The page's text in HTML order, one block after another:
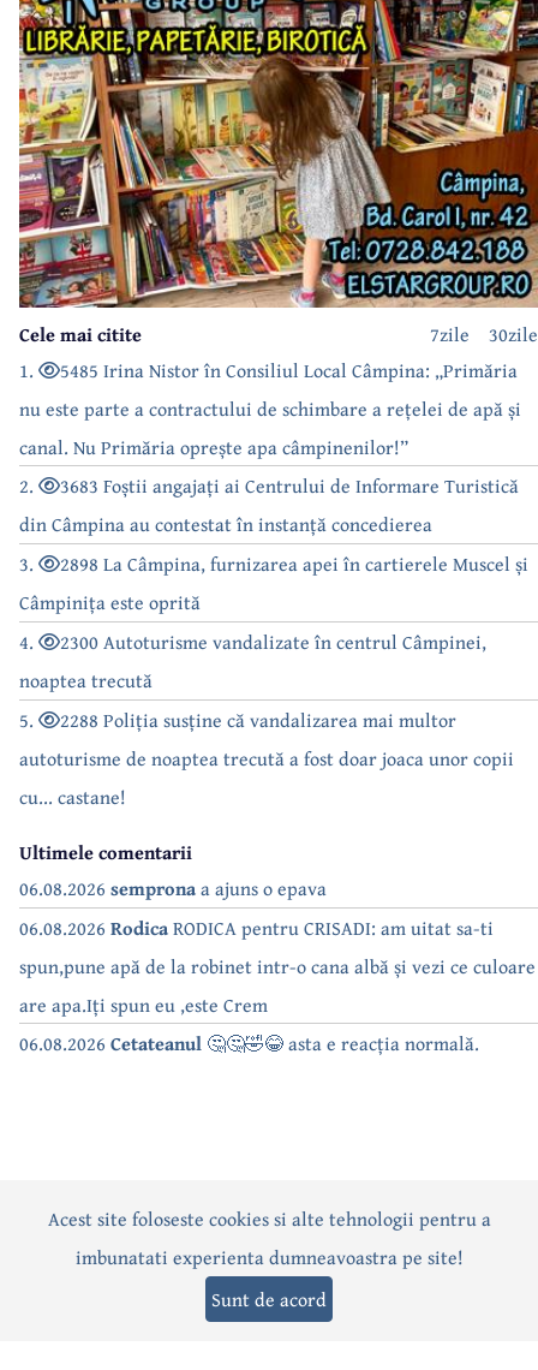
30zile
7zile
Cele mai citite
1.
5485 Irina Nistor în Consiliul Local Câmpina: „Primăria
nu este parte a contractului de schimbare a rețelei de apă și
canal. Nu Primăria oprește apa câmpinenilor!”
2.
3683 Foștii angajați ai Centrului de Informare Turistică
din Câmpina au contestat în instanță concedierea
3.
2898 La Câmpina, furnizarea apei în cartierele Muscel și
Câmpinița este oprită
4.
2300 Autoturisme vandalizate în centrul Câmpinei,
noaptea trecută
5.
2288 Poliția susține că vandalizarea mai multor
autoturisme de noaptea trecută a fost doar joaca unor copii
cu... castane!
Ultimele comentarii
06.08.2026 sempronaa ajuns o epava
06.08.2026 RodicaRODICA pentru CRISADI: am uitat sa-ti
spun,pune apă de la robinet intr-o cana albă și vezi ce culoare
are apa.Iți spun eu ,este Crem
06.08.2026 Cetateanul 🤔🤔🤣😂 asta e reacția normală.
ActualitatePoliticăSocialEvenimentInterviuri
Editorial Sport Anunțuri
Acest site foloseste cookies si alte tehnologii pentru a
imbunatati experienta dumneavoastra pe site!
Sunt de acord